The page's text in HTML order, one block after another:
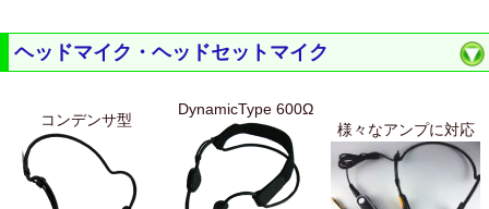
ヘッドマイク・ヘッドセットマイク
コンデンサ型
DynamicType 600Ω
様々なアンプに対応